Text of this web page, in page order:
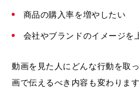
商品の購入率を増やしたい
会社やブランドのイメージを
動画を見た人にどんな行動を取
画で伝えるべき内容も変わります